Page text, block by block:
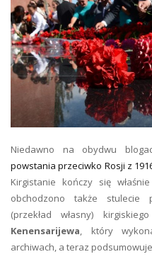
Niedawno na obydwu
powstania przeciwko Rosji z
Kirgistanie kończy się
obchodzono także stulecie
(przekład własny)
Kenensarijewa, który
archiwach, a teraz